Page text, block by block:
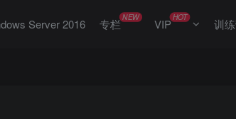
Server 2016 专栏NEW VIPHOT 训